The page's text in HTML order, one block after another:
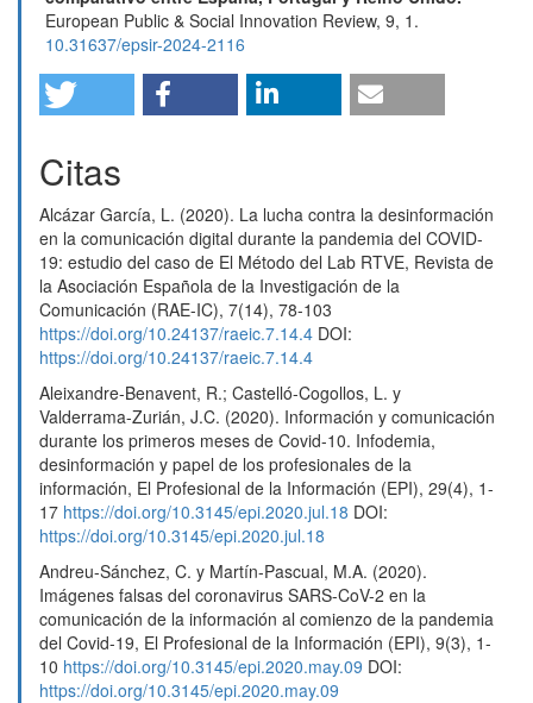
European Public & Social Innovation Review, 9, 1.
10.31637/epsir-2024-2116
Citas
Alcázar García, L. (2020). La lucha contra la desinformación
en la comunicación digital durante la pandemia del COVID-
19: estudio del caso de El Método del Lab RTVE, Revista de
la Asociación Española de la Investigación de la
Comunicación (RAE-IC), 7(14), 78-103
https://doi.org/10.24137/raeic.7.14.4 DOI:
https://doi.org/10.24137/raeic.7.14.4
Aleixandre-Benavent, R.; Castelló-Cogollos, L. y
Valderrama-Zurián, J.C. (2020). Información y comunicación
durante los primeros meses de Covid-10. Infodemia,
desinformación y papel de los profesionales de la
información, El Profesional de la Información (EPI), 29(4), 1-
17 https://doi.org/10.3145/epi.2020.jul.18 DOI:
https://doi.org/10.3145/epi.2020.jul.18
Andreu-Sánchez, C. y Martín-Pascual, M.A. (2020).
Imágenes falsas del coronavirus SARS-CoV-2 en la
comunicación de la información al comienzo de la pandemia
del Covid-19, El Profesional de la Información (EPI), 9(3), 1-
10 https://doi.org/10.3145/epi.2020.may.09 DOI:
https://doi.org/10.3145/epi.2020.may.09